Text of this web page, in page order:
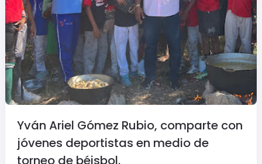
Yván Ariel Gómez Rubio, comparte con
jóvenes deportistas en medio de
torneo de béisbol.